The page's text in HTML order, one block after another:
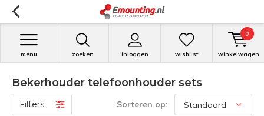
zoeken inloggen
menu wishlist winkelwagen
0
Bekerhouder telefoonhouder sets
Filters Sorteren op: